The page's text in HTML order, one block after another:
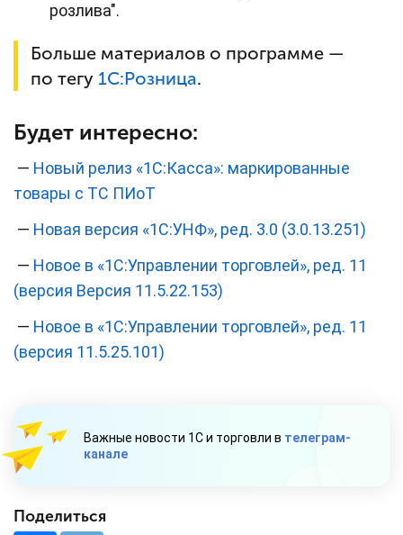
розлива".
Больше материалов о программе —
по тегу 1С:Розница.
Будет интересно:
— Новый релиз «1С:Касса»: маркированные
товары с ТС ПИоТ
— Новая версия «1С:УНФ», ред. 3.0 (3.0.13.251)
— Новое в «1С:Управлении торговлей», ред. 11
(версия Версия 11.5.22.153)
— Новое в «1С:Управлении торговлей», ред. 11
(версия 11.5.25.101)
Важные новости 1С и торговли в телеграм-
канале
Поделиться